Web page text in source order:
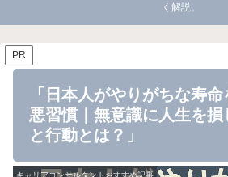
く解説。
PR
「日本人がやりがちな寿
悪習慣｜無意識に人生を
と行動とは？」
キャリアコンサルタントおすすめ記事